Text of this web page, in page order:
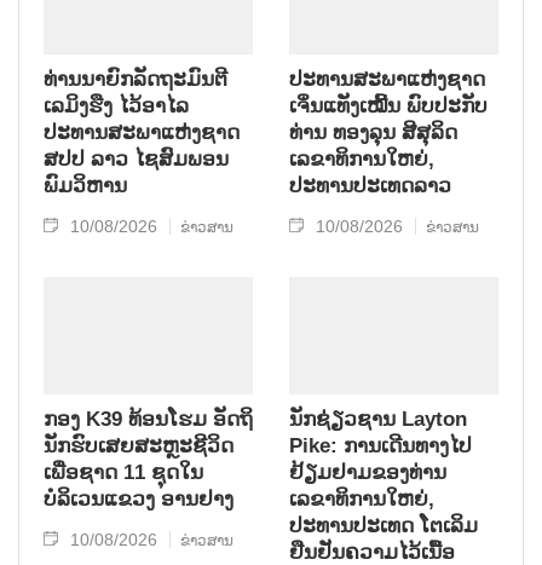
ທ່ານນາຍົກລັດຖະມົນຕີ
ເລມິງຮືງ ໄວ້ອາໄລ
ປະທານສະພາແຫ່ງຊາດ
ສປປ ລາວ ໄຊສົມພອນ
ພົມວິຫານ
10/08/2026 ຂ່າວສານ
ປະທານສະພາແຫ່ງຊາດ
ເຈິ່ນແທັງເໝີ້ນ ພົບປະກັບ
ທ່ານ ທອງລຸນ ສີສຸລິດ
ເລຂາທິການໃຫຍ່,
ປະທານປະເທດລາວ
10/08/2026 ຂ່າວສານ
ກອງ K39 ທ້ອນໂຮມ ອັດຖິ
ນັກຮົບເສຍສະຫຼະຊີວິດ
ເພື່ອຊາດ 11 ຊຸດໃນ
ບໍລິເວນແຂວງ ອານຢາງ
10/08/2026 ຂ່າວສານ
ນັກຊ່ຽວຊານ Layton
Pike: ການເດີນທາງໄປ
ຢ້ຽມຢາມຂອງທ່ານ
ເລຂາທິການໃຫຍ່,
ປະທານປະເທດ ໂຕເລິມ
ຢືນຢັນຄວາມໄວ້ເນື້ອ